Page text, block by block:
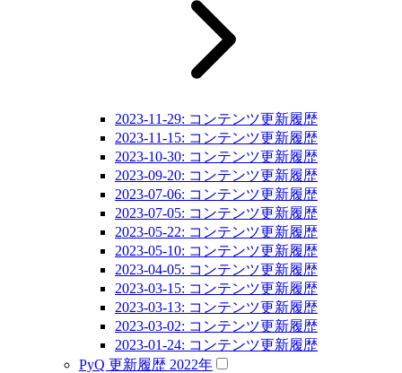
2023-11-29: コンテンツ更新履歴
2023-11-15: コンテンツ更新履歴
2023-10-30: コンテンツ更新履歴
2023-09-20: コンテンツ更新履歴
2023-07-06: コンテンツ更新履歴
2023-07-05: コンテンツ更新履歴
2023-05-22: コンテンツ更新履歴
2023-05-10: コンテンツ更新履歴
2023-04-05: コンテンツ更新履歴
2023-03-15: コンテンツ更新履歴
2023-03-13: コンテンツ更新履歴
2023-03-02: コンテンツ更新履歴
2023-01-24: コンテンツ更新履歴
PyQ 更新履歴 2022年